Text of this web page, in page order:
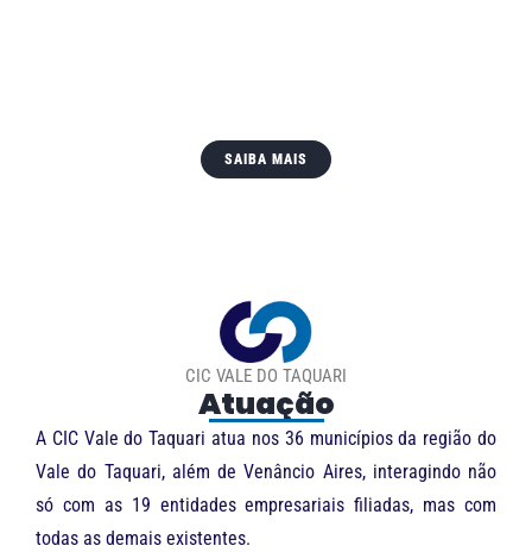
SAIBA MAIS
CIC VALE DO TAQUARI
Atuação
A CIC Vale do Taquari atua nos 36 municípios da região do
Vale do Taquari, além de Venâncio Aires, interagindo não
só com as 19 entidades empresariais filiadas, mas com
todas as demais existentes.